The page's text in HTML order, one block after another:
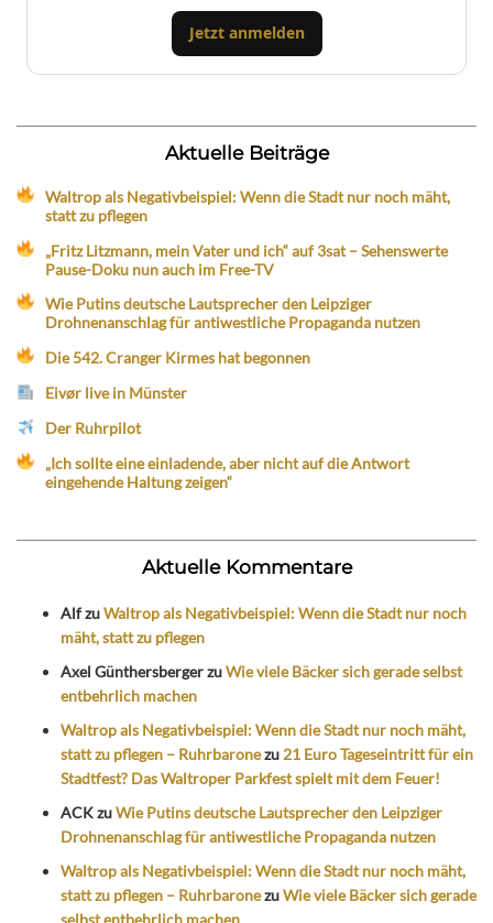
Jetzt anmelden
Aktuelle Beiträge
Waltrop als Negativbeispiel: Wenn die Stadt nur noch mäht,
statt zu pflegen
„Fritz Litzmann, mein Vater und ich“ auf 3sat – Sehenswerte
Pause-Doku nun auch im Free-TV
Wie Putins deutsche Lautsprecher den Leipziger
Drohnenanschlag für antiwestliche Propaganda nutzen
Die 542. Cranger Kirmes hat begonnen
Eivør live in Münster
Der Ruhrpilot
„Ich sollte eine einladende, aber nicht auf die Antwort
eingehende Haltung zeigen“
Aktuelle Kommentare
AlfzuWaltrop als Negativbeispiel: Wenn die Stadt nur noch
mäht, statt zu pflegen
Axel GünthersbergerzuWie viele Bäcker sich gerade selbst
entbehrlich machen
Waltrop als Negativbeispiel: Wenn die Stadt nur noch mäht,
statt zu pflegen – Ruhrbaronezu 21 Euro Tageseintritt für ein
Stadtfest? Das Waltroper Parkfest spielt mit dem Feuer!
ACKzuWie Putins deutsche Lautsprecher den Leipziger
Drohnenanschlag für antiwestliche Propaganda nutzen
Waltrop als Negativbeispiel: Wenn die Stadt nur noch mäht,
statt zu pflegen – RuhrbaronezuWie viele Bäcker sich gerade
selbst entbehrlich machen